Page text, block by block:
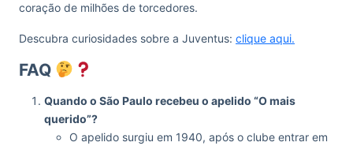
coração de milhões de torcedores.
Descubra curiosidades sobre a Juventus: clique aqui.
FAQ
Quando o São Paulo recebeu o apelido “O mais
querido”?
O apelido surgiu em 1940, após o clube entrar em